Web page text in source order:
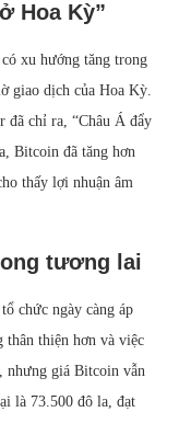
Hoa Kỳ”
xu hướng tăng trong
giao dịch của Hoa Kỳ.
đã chỉ ra, “Châu Á đẩy
Bitcoin đã tăng hơn
thấy lợi nhuận âm
tương lai
chức ngày càng áp
thân thiện hơn và việc
nhưng giá Bitcoin vẫn
là 73.500 đô la, đạt